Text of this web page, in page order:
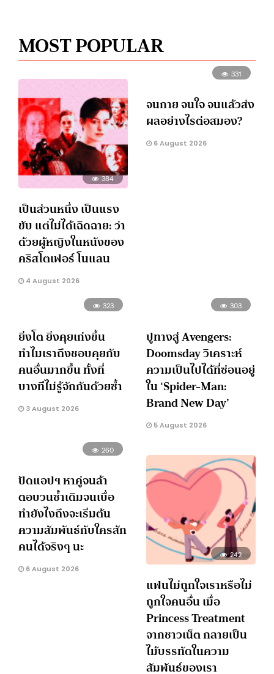
MOST POPULAR
384
เป็นส่วนหนึ่ง เป็นแรง
ขับ แต่ไม่ได้เฉิดฉาย: ว่า
ด้วยผู้หญิงในหนังของ
คริสโตเฟอร์ โนแลน
4 August 2026
331
จนกาย จนใจ จนแล้วส่ง
ผลอย่างไรต่อสมอง?
6 August 2026
323
ยิ่งโต ยิ่งคุยเก่งขึ้น
ทำไมเราถึงชอบคุยกับ
คนอื่นมากขึ้น ทั้งที่
บางทีไม่รู้จักกันด้วยซ้ำ
3 August 2026
303
ปูทางสู่ Avengers:
Doomsday วิเคราะห์
ความเป็นไปได้ที่ซ่อนอยู่
ใน ‘Spider-Man:
Brand New Day’
5 August 2026
260
ปัดแอปฯ หาคู่จนล้า
ตอบวนซ้ำเดิมจนเบื่อ
ทำยังไงถึงจะเริ่มต้น
ความสัมพันธ์กับใครสัก
คนได้จริงๆ นะ
6 August 2026
242
แฟนไม่ถูกใจเราหรือไม่
ถูกใจคนอื่น เมื่อ
Princess Treatment
จากชาวเน็ต กลายเป็น
ไม้บรรทัดในความ
สัมพันธ์ของเรา